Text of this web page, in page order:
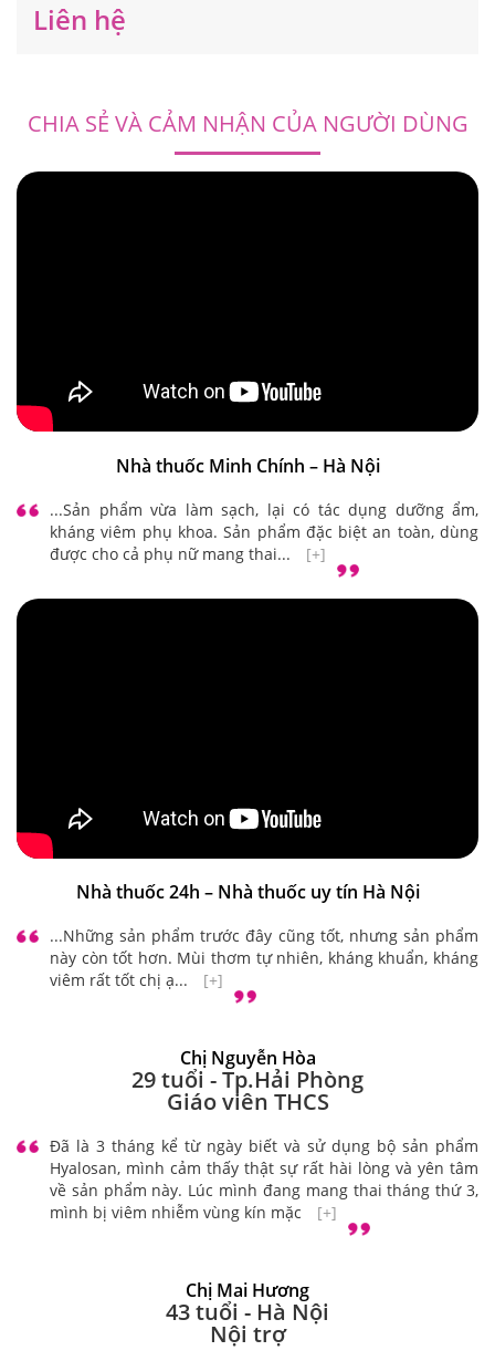
Liên hệ
CHIA SẺ VÀ CẢM NHẬN CỦA NGƯỜI DÙNG
Nhà thuốc Minh Chính – Hà Nội
...Sản phẩm vừa làm sạch, lại có tác dụng dưỡng ẩm,
kháng viêm phụ khoa. Sản phẩm đặc biệt an toàn, dùng
được cho cả phụ nữ mang thai...
[+]
Nhà thuốc 24h – Nhà thuốc uy tín Hà Nội
...Những sản phẩm trước đây cũng tốt, nhưng sản phẩm
này còn tốt hơn. Mùi thơm tự nhiên, kháng khuẩn, kháng
viêm rất tốt chị ạ...
[+]
Chị Nguyễn Hòa
29 tuổi - Tp.Hải Phòng
Giáo viên THCS
Đã là 3 tháng kể từ ngày biết và sử dụng bộ sản phẩm
Hyalosan, mình cảm thấy thật sự rất hài lòng và yên tâm
về sản phẩm này. Lúc mình đang mang thai tháng thứ 3,
mình bị viêm nhiễm vùng kín mặc
[+]
Chị Mai Hương
43 tuổi - Hà Nội
Nội trợ